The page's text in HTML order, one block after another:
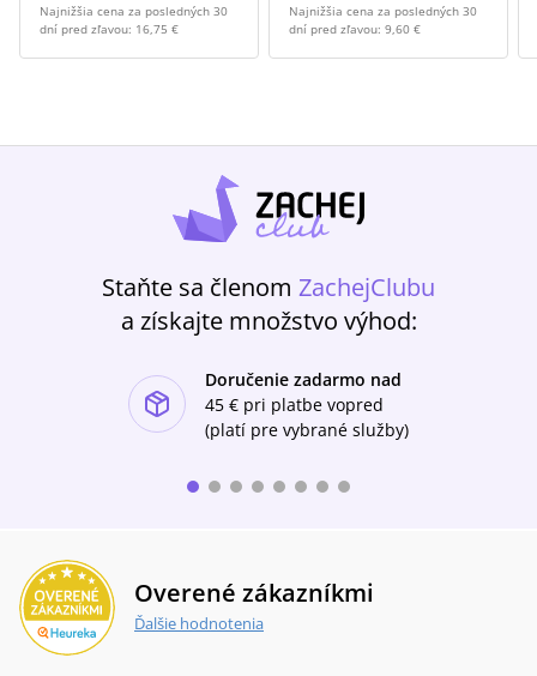
Najnižšia cena za posledných 30
dní pred zľavou: 16,75 €
Najnižšia cena za posledných 30
dní pred zľavou: 9,60 €
Staňte sa členom ZachejClubu
a získajte množstvo výhod:
Doručenie zadarmo nad
45 € pri platbe vopred
(platí pre vybrané služby)
Overené zákazníkmi
Ďalšie hodnotenia